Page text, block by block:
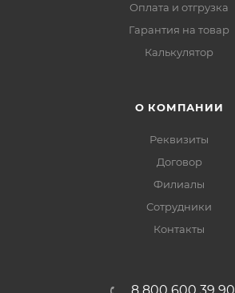
Оплата и отгрузка
Гарантия на товар
Калькулятор
О КОМПАНИИ
Реквизиты
Договор
Филиалы
Сотрудники
Контакты